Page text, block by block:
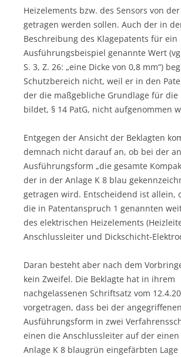
Heizelements bzw. des Sensors von
getragen werden sollen. Auch der in
Beschreibung des Klagepatents für ein
Ausführungsbeispiel genannte Wert
S. 3, Z. 26: „eine Dicke von 0,8 mm“)
Schutzbereich nicht, weil er in den
der die maßgebliche Grundlage für die
bildet, § 14 PatG, nicht aufgenommen
Entgegen der Ansicht der Beklagten
demnach nicht darauf an, ob bei der
Ausführungsform „die gesamte
der in der Anlage K 8 blau
getragen wird. Entscheidend ist allein,
die in Patentanspruch 1 genannten
des elektrischen Heizelements
Anschlussleiter und Dickschicht-
Daran besteht aber nach dem
kein Zweifel. Die Beklagte hat in ihrem
nachgelassenen Schriftsatz vom
vorgetragen, dass bei der angegriffenen
Ausführungsform in zwei
einen die Anschlussleiter auf der
Anlage K 8 blaugrün eingefärbten